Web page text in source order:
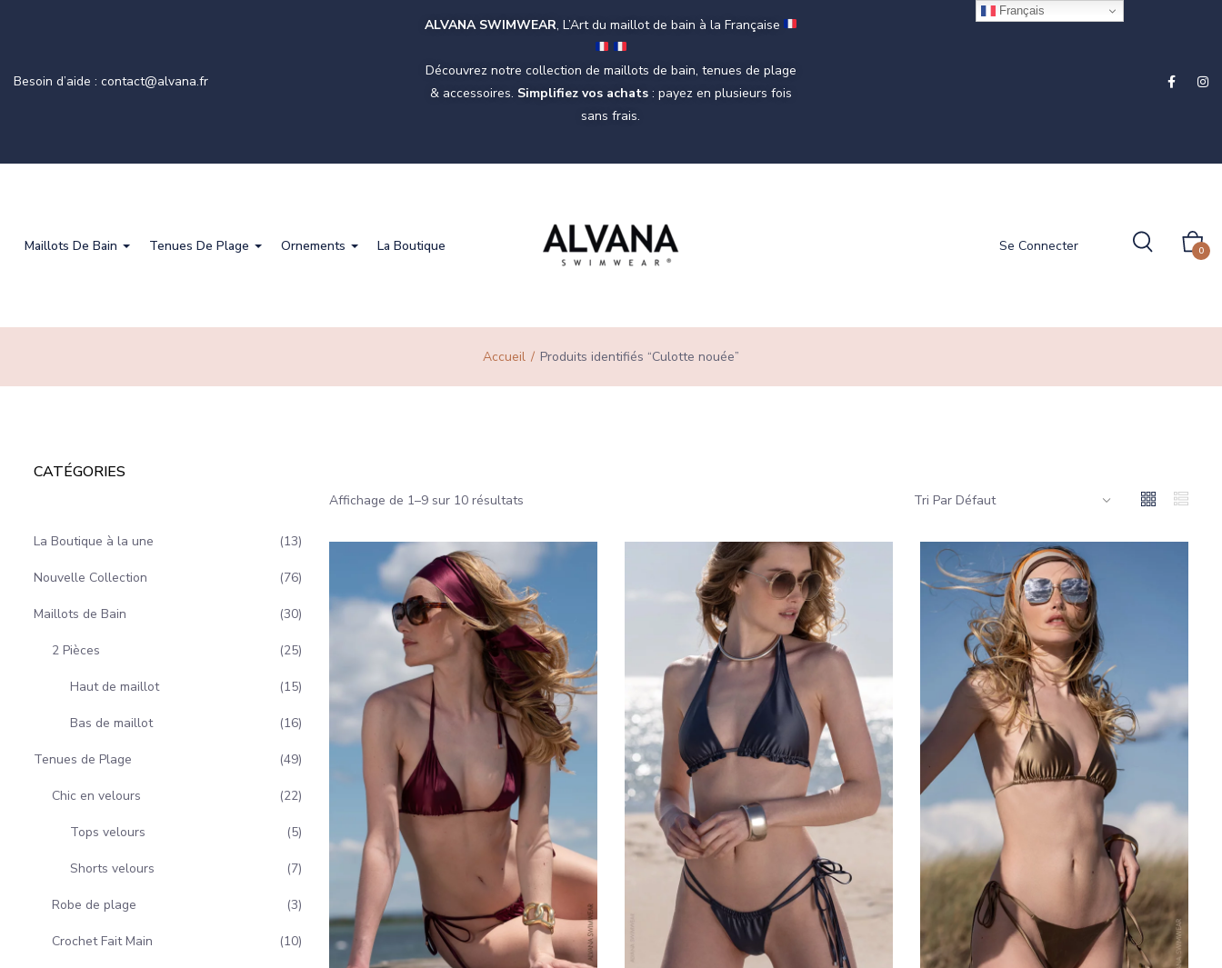
Besoin d’aide : contact@alvana.fr
ALVANA SWIMWEAR, L’Art du maillot de bain à la Française
Découvrez notre collection de maillots de bain, tenues de plage
& accessoires. Simplifiez vos achats: payez en plusieurs fois
sans frais.
Maillots De Bain Tenues De Plage Ornements La Boutique Se Connecter 0
Accueil Produits identifiés “Culotte nouée”
CATÉGORIES
La Boutique à la une 13
Nouvelle Collection 76
Maillots de Bain 30
2 Pièces 25
Haut de maillot 15
Bas de maillot 16
Tenues de Plage 49
Chic en velours 22
Tops velours 5
Shorts velours 7
Robe de plage 3
Crochet Fait Main 10
Affichage de 1–9 sur 10 résultats
Français